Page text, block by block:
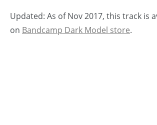
Updated: As of Nov 2017, this track is
on Bandcamp Dark Model store.